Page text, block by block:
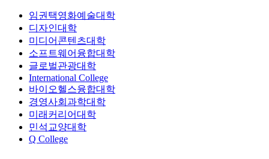
임권택영화예술대학
디자인대학
미디어콘텐츠대학
소프트웨어융합대학
글로벌관광대학
International College
바이오헬스융합대학
경영사회과학대학
미래커리어대학
민석교양대학
Q College